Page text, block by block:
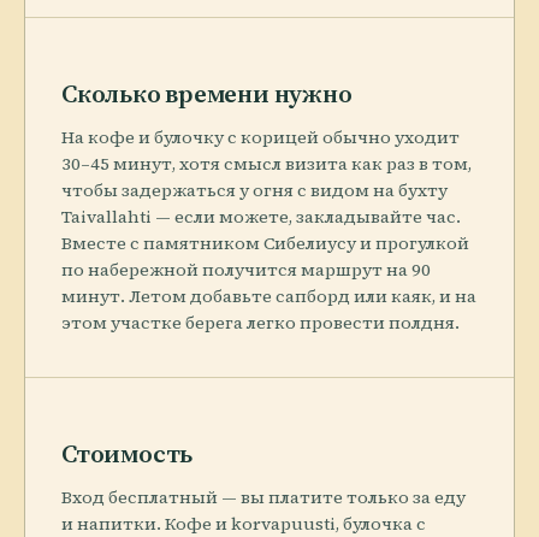
Сколько времени нужно
На кофе и булочку с корицей обычно уходит
30–45 минут, хотя смысл визита как раз в том,
чтобы задержаться у огня с видом на бухту
Taivallahti — если можете, закладывайте час.
Вместе с памятником Сибелиусу и прогулкой
по набережной получится маршрут на 90
минут. Летом добавьте сапборд или каяк, и на
этом участке берега легко провести полдня.
Стоимость
Вход бесплатный — вы платите только за еду
и напитки. Кофе и korvapuusti, булочка с